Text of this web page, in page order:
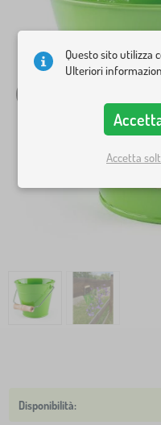
Questo sito utilizza
Ulteriori
Accetta